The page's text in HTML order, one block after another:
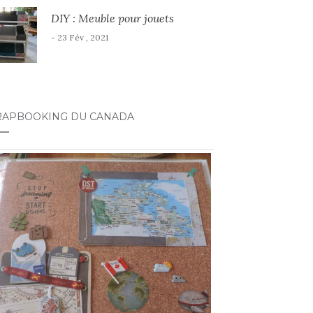
DIY : Meuble pour jouets
- 23 Fév , 2021
DU CANADA